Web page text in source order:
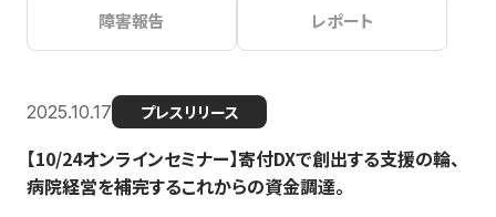
障害報告 レポート
2025.10.17 プレスリリース
【10/24オンラインセミナー】寄付DXで創出する支援の輪、
病院経営を補完するこれからの資金調達。